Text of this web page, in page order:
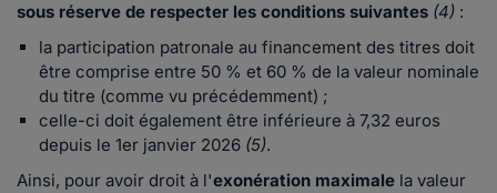
sous réserve de respecter les conditions suivantes (4) :
la participation patronale au financement des titres doit
être comprise entre 50 % et 60 % de la valeur nominale
du titre (comme vu précédemment) ;
celle-ci doit également être inférieure à 7,32 euros
depuis le 1er janvier 2026 (5).
Ainsi, pour avoir droit à l'exonération maximale la valeur